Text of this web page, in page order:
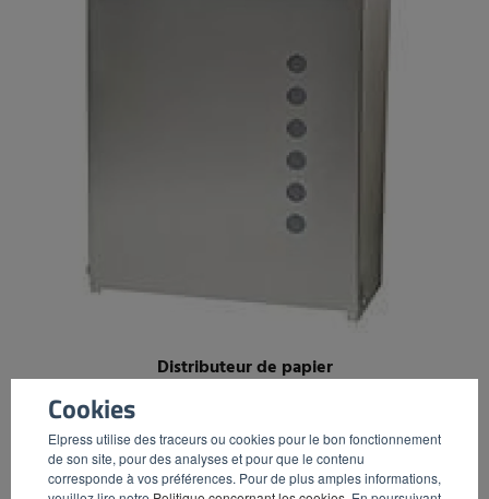
Cookies
Elpress utilise des traceurs ou cookies pour le bon fonctionnement
de son site, pour des analyses et pour que le contenu
corresponde à vos préférences. Pour de plus amples informations,
Distributeur de papier